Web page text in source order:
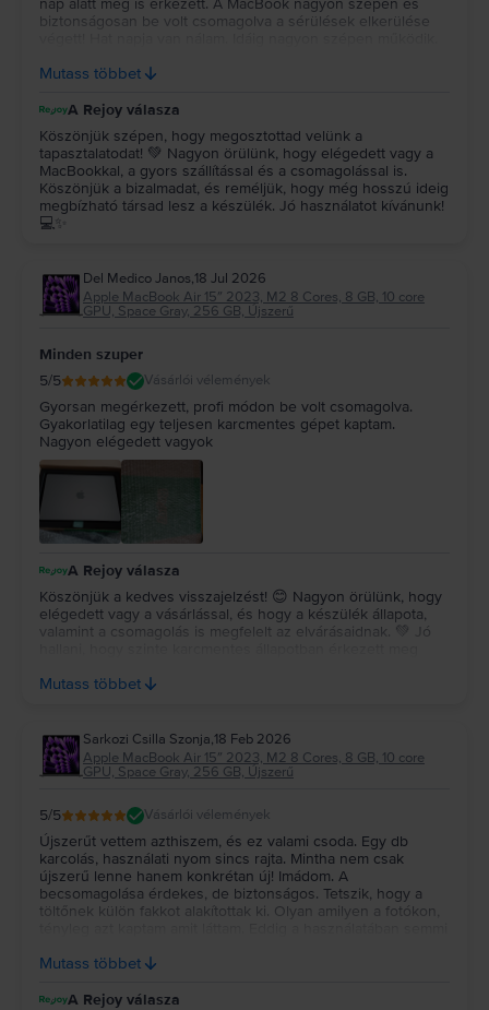
biztonságosan be volt csomagolva a sérülések elkerülése
Remélem még nagyon sokáig jól fog működni! Köszönöm!!!
Mutass többet
A Rejoy válasza
Köszönjük szépen, hogy megosztottad velünk a
tapasztalatodat! 💚 Nagyon örülünk, hogy elégedett vagy a
MacBookkal, a gyors szállítással és a csomagolással is.
Köszönjük a bizalmadat, és reméljük, hogy még hosszú ideig
megbízható társad lesz a készülék. Jó használatot kívánunk!
💻✨
Del Medico Janos,18 Jul 2026
Apple MacBook Air 15″ 2023, M2 8 Cores, 8 GB, 10 core
GPU, Space Gray, 256 GB, Újszerű
Minden szuper
5/5 Vásárlói vélemények
Gyorsan megérkezett, profi módon be volt csomagolva.
Gyakorlatilag egy teljesen karcmentes gépet kaptam.
Nagyon elégedett vagyok
A Rejoy válasza
Köszönjük a kedves visszajelzést! 😊 Nagyon örülünk, hogy
elégedett vagy a vásárlással, és hogy a készülék állapota,
valamint a csomagolás is megfelelt az elvárásaidnak. 💚 Jó
készülék használatához! ✨
Mutass többet
Sarkozi Csilla Szonja,18 Feb 2026
Apple MacBook Air 15″ 2023, M2 8 Cores, 8 GB, 10 core
GPU, Space Gray, 256 GB, Újszerű
5/5 Vásárlói vélemények
Újszerűt vettem azthiszem, és ez valami csoda. Egy db
karcolás, használati nyom sincs rajta. Mintha nem csak
újszerű lenne hanem konkrétan új! Imádom. A
becsomagolása érdekes, de biztonságos. Tetszik, hogy a
töltőnek külön fakkot alakítottak ki. Olyan amilyen a fotókon,
szépen köszönöm a Rejoynak, hogy ezt megkaphattam.
Mutass többet
A Rejoy válasza